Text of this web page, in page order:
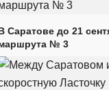
Саратове до 21
№ 3